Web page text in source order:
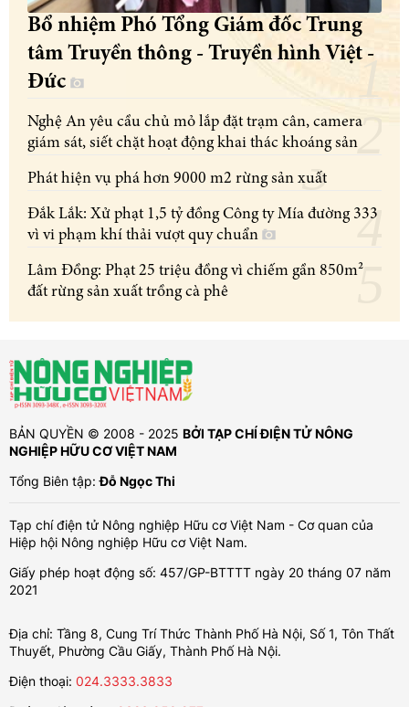
Bổ nhiệm Phó Tổng Giám đốc Trung
tâm Truyền thông - Truyền hình Việt -
Đức
Nghệ An yêu cầu chủ mỏ lắp đặt trạm cân, camera
giám sát, siết chặt hoạt động khai thác khoáng sản
Phát hiện vụ phá hơn 9000 m2 rừng sản xuất
Đắk Lắk: Xử phạt 1,5 tỷ đồng Công ty Mía đường 333
vì vi phạm khí thải vượt quy chuẩn
Lâm Đồng: Phạt 25 triệu đồng vì chiếm gần 850m²
đất rừng sản xuất trồng cà phê
BẢN QUYỀN © 2008 - 2025 BỞI TẠP CHÍ ĐIỆN TỬ NÔNG
NGHIỆP HỮU CƠ VIỆT NAM
Tổng Biên tập:Đỗ Ngọc Thi
Tạp chí điện tử Nông nghiệp Hữu cơ Việt Nam - Cơ quan của
Hiệp hội Nông nghiệp Hữu cơ Việt Nam.
Giấy phép hoạt động số: 457/GP-BTTTT ngày 20 tháng 07 năm
2021
Địa chỉ: Tầng 8, Cung Trí Thức Thành Phố Hà Nội, Số 1, Tôn Thất
Thuyết, Phường Cầu Giấy, Thành Phố Hà Nội.
Điện thoại: 024.3333.3833